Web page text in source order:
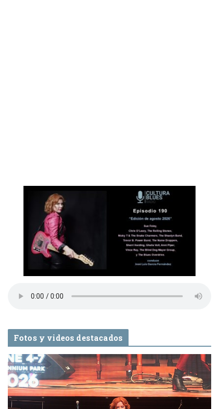
Fotos y videos destacados